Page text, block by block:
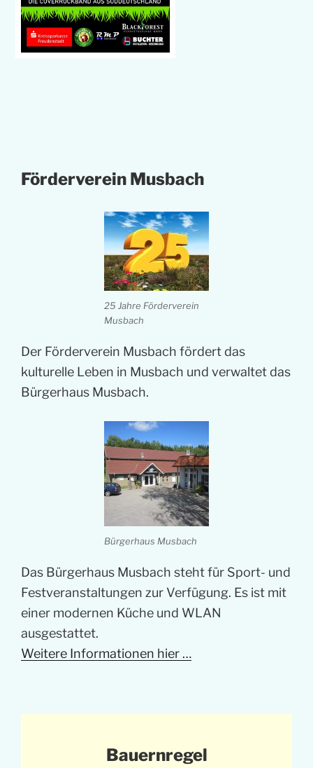
Förderverein Musbach
25 Jahre Förderverein
Musbach
Der Förderverein Musbach fördert das
kulturelle Leben in Musbach und verwaltet das
Bürgerhaus Musbach.
Bürgerhaus Musbach
Das Bürgerhaus Musbach steht für Sport- und
Festveranstaltungen zur Verfügung. Es ist mit
einer modernen Küche und WLAN
ausgestattet.
Weitere Informationen hier …
Bauernregel